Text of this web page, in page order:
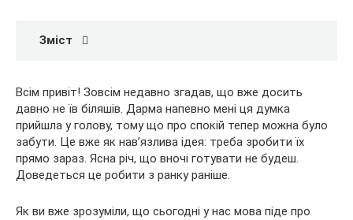
Зміст
Всім привіт! Зовсім недавно згадав, що вже досить
давно не їв біляшів. Дарма напевно мені ця думка
прийшла у голову, тому що про спокій тепер можна було
забути. Це вже як нав’язлива ідея: треба зробити їх
прямо зараз. Ясна річ, що вночі готувати не будеш.
Доведеться це робити з ранку раніше.
Як ви вже зрозуміли, що сьогодні у нас мова піде про